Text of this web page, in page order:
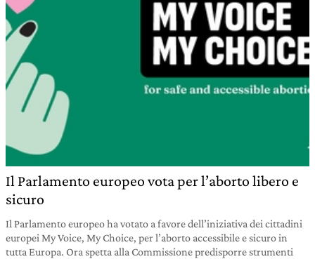
Il Parlamento europeo vota per l’aborto libero e
sicuro
Il Parlamento europeo ha votato a favore dell’iniziativa dei cittadini
europei My Voice, My Choice, per l’aborto accessibile e sicuro in
tutta Europa. Ora spetta alla Commissione predisporre strumenti